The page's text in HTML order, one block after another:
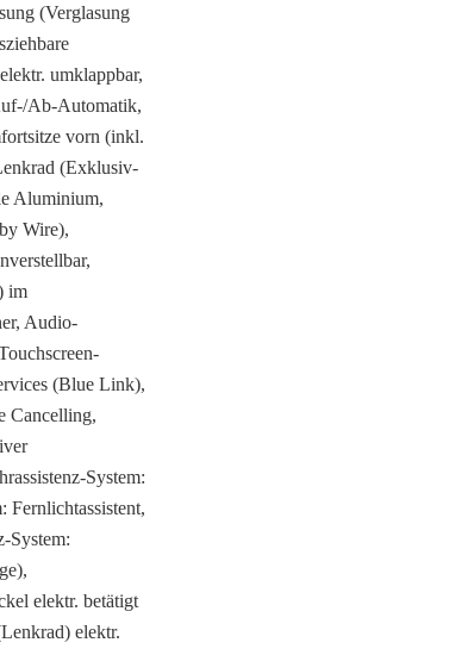
(Verglasung
umklappbar,
Ab-Automatik,
vorn (inkl.
(Exklusiv-
Aluminium,
Wire),
im
Audio-
(Blue Link),
Cancelling,
System:
Fernlichtassistent,
System:
elektr. betätigt
elektr.